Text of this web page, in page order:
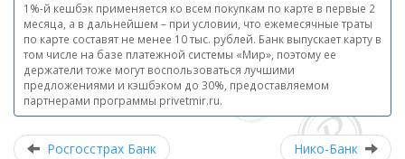
1%-й кешбэк применяется ко всем покупкам по карте в первые 2
месяца, а в дальнейшем – при условии, что ежемесячные траты
по карте составят не менее 10 тыс. рублей. Банк выпускает карту в
том числе на базе платежной системы «Мир», поэтому ее
держатели тоже могут воспользоваться лучшими
предложениями и кэшбэком до 30%, предоставляемом
партнерами программы privetmir.ru.
Росгосстрах Банк Нико-Банк